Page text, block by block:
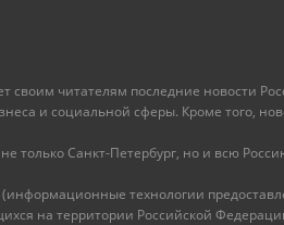
читателям последние новости
и социальной сферы. Кроме того,
только Санкт-Петербург, но и всю
технологии
на территории Российской